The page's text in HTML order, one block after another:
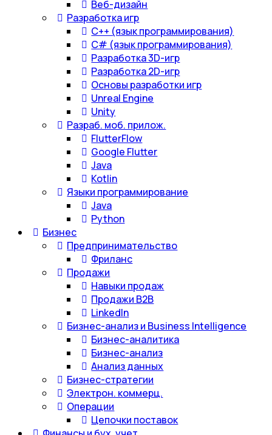
Веб-дизайн
Разработка игр
С++ (язык программирования)
С# (язык программирования)
Разработка 3D-игр
Разработка 2D-игр
Основы разработки игр
Unreal Engine
Unity
Разраб. моб. прилож.
FlutterFlow
Google Flutter
Java
Kotlin
Языки программирование
Java
Python
Бизнес
Предпринимательство
Фриланс
Продажи
Навыки продаж
Продажи B2B
LinkedIn
Бизнес-анализ и Business Intelligence
Бизнес-аналитика
Бизнес-анализ
Анализ данных
Бизнес-стратегии
Электрон. коммерц.
Операции
Цепочки поставок